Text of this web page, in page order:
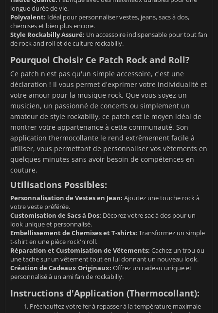
longue durée de vie.
Polyvalent: Idéal pour personnaliser vestes, jeans, sacs à dos,
chemises et bien plus encore.
Style Rockabilly Assuré: Un accessoire indispensable pour tout fan
de rock and roll et de culture rockabilly.
Pourquoi Choisir Ce Patch Rock and Roll?
Ce patch n'est pas qu'un simple accessoire, c'est une
déclaration ! Il vous permet d'exprimer votre individualité et
votre amour pour la musique rock. Que vous soyez un
musicien, un passionné de concerts ou simplement un
amateur de style rockabilly, ce patch est le moyen idéal de
montrer votre appartenance à cette communauté. Son
application thermocollante le rend extrêmement facile à
utiliser, vous permettant de personnaliser vos vêtements en
quelques minutes sans avoir besoin de compétences en
couture.
Utilisations Possibles:
Personnalisation de Vestes en Jean: Ajoutez une touche rock à
votre veste préférée.
Customisation de Sacs à Dos: Décorez votre sac à dos pour un
look unique et personnalisé.
Embellissement de Chemises et T-shirts: Transformez un simple
t-shirt en une pièce rock'n'roll.
Réparation et Customisation de Vêtements: Cachez un trou ou
une tache sur un vêtement tout en lui donnant un nouveau look.
Création de Cadeaux Originaux: Offrez un cadeau unique et
personnalisé à un ami fan de rockabilly.
Instructions d'Application (Thermocollant):
Préchauffez votre fer à repasser à la température maximale